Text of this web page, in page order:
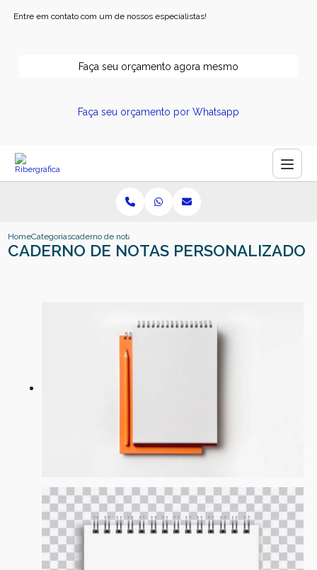
Entre em contato com um de nossos especialistas!
Faça seu orçamento agora mesmo
Faça seu orçamento por Whatsapp
HomeCategoriascaderno de notas personalizado
CADERNO DE NOTAS PERSONALIZADO